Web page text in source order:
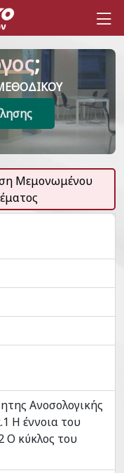
;
Μεμονωμένου
Ανοσολογικής
Η έννοια του
Ο κύκλος του